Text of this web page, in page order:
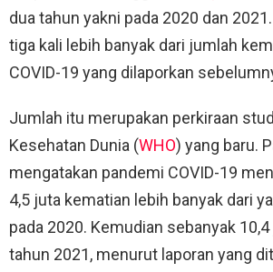
dua tahun yakni pada 2020 dan
tiga kali lebih banyak dari jumlah
COVID-19 yang dilaporkan
Jumlah itu merupakan perkiraan
Kesehatan Dunia (WHO) yang baru.
mengatakan pandemi COVID-19
4,5 juta kematian lebih banyak dari
pada 2020. Kemudian sebanyak
tahun 2021, menurut laporan yang